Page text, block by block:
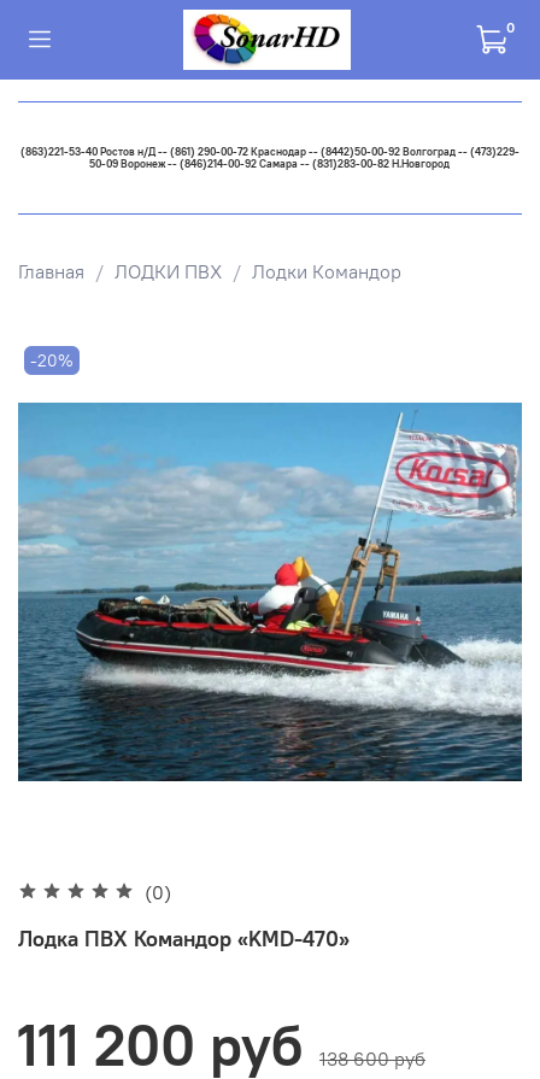
0
(863)221-53-40 Ростов н/Д -- (861) 290-00-72 Краснодар -- (8442)50-00-92 Волгоград -- (473)229-
50-09 Воронеж -- (846)214-00-92 Самара -- (831)283-00-82 Н.Новгород
Главная ЛОДКИ ПВХ Лодки Командор
-20%
(0)
Лодка ПВХ Командор «KMD-470»
111 200 руб 138 600 руб